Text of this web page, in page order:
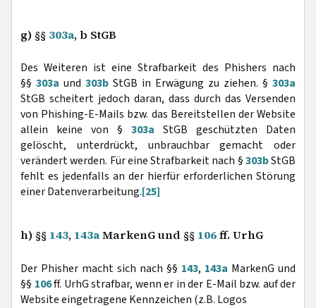
g) §§ 303a, b StGB
Des Weiteren ist eine Strafbarkeit des Phishers nach
§§ 303a und 303b StGB in Erwägung zu ziehen. § 303a
StGB scheitert jedoch daran, dass durch das Versenden
von Phishing-E-Mails bzw. das Bereitstellen der Website
allein keine von § 303a StGB geschützten Daten
gelöscht, unterdrückt, unbrauchbar gemacht oder
verändert werden. Für eine Strafbarkeit nach §303bStGB
fehlt es jedenfalls an der hierfür erforderlichen Störung
einer Datenverarbeitung.[25]
h) §§ 143, 143aMarkenG und §§ 106ff. UrhG
Der Phisher macht sich nach §§ 143, 143a MarkenG und
§§ 106ff. UrhG strafbar, wenn er in der E-Mail bzw. auf der
Website eingetragene Kennzeichen (z.B. Logos